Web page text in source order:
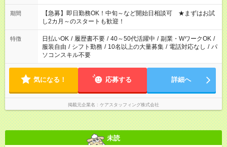
期間
【急募】即日勤務OK！中旬～など開始日相談可 ★まずはお試
し2カ月～のスタートも歓迎！
特徴 日払いOK / 履歴書不要 / 40～50代活躍中 / 副業・WワークOK /
服装自由 / シフト勤務 / 10名以上の大量募集 / 電話対応なし / パ
ソコンスキル不要
気になる！ 応募する 詳細へ
掲載元企業名 ケアスタッフィング株式会社
未読